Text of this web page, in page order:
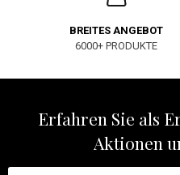
BREITES ANGEBOT
6000+ PRODUKTE
Erfahren Sie als
Aktionen